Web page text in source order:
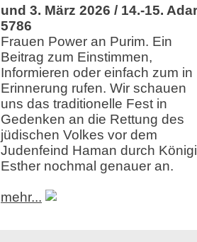
und 3. März 2026 / 14.-15. Adar
5786
Frauen Power an Purim. Ein
Beitrag zum Einstimmen,
Informieren oder einfach zum in
Erinnerung rufen. Wir schauen
uns das traditionelle Fest in
Gedenken an die Rettung des
jüdischen Volkes vor dem
Judenfeind Haman durch
Esther nochmal genauer an.
mehr...